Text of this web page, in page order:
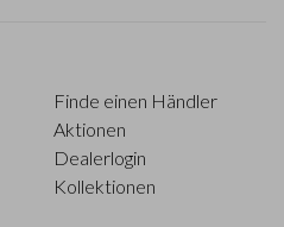
Finde einen Händler
Aktionen
Dealerlogin
Kollektionen